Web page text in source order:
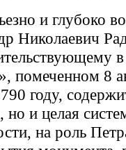
и глубоко
Николаевич
в
помеченном 8
году,
и целая
на роль